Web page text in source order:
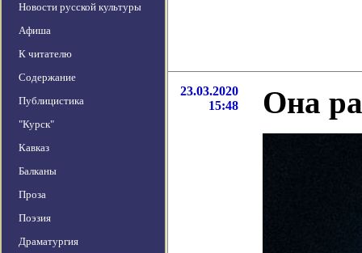
Новости русской культуры
Афиша
К читателю
Содержание
Публицистика
"Курск"
Кавказ
Балканы
Проза
Поэзия
Драматургия
23.03.2020
15:48
Она